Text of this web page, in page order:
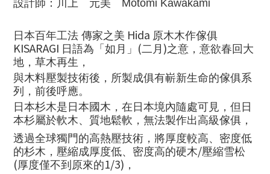
設計師： 川上 元美 Motomi Kawakami
日本百年工法 傳家之美 Hida 原木木作傢俱
KISARAGI 日語為「如月」 (二月 )之意，意欲春回大
地，草木再生，
與木料壓製技術後，所製成俱有嶄新生命的傢俱系
列，前後呼應。
日本杉木是日本國木，在日本境內隨處可見，但日
本杉屬於軟木、質地鬆軟，無法製作出高級傢俱，
透過全球獨門的高熱壓技術，將厚度較高、密度低
的杉木，壓縮成厚度低、密度高的硬木/壓縮雪松
(厚度僅不到原來的1/3) ，